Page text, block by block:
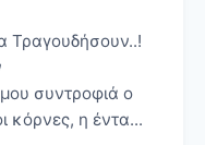
Τραγουδήσουν..!
συντροφιά ο
κόρνες, η έντα...